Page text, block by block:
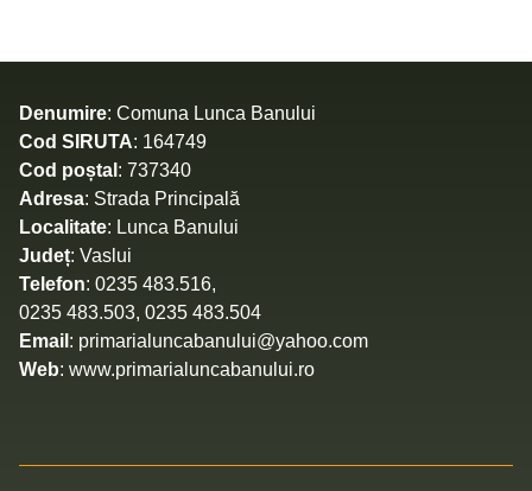
Denumire: Comuna Lunca Banului
Cod SIRUTA: 164749
Cod poștal : 737340
Adresa: Strada Principală
Localitate: Lunca Banului
Județ: Vaslui
Telefon: 0235 483.516,
0235 483.503, 0235 483.504
Email : primarialuncabanului@yahoo.com
Web: www.primarialuncabanului.ro